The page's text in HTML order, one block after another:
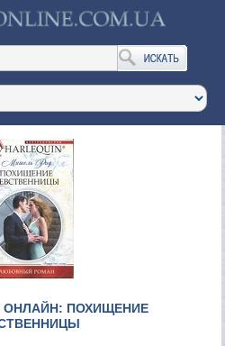
ОНЛАЙН: ПОХИЩЕНИЕ